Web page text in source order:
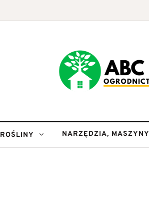
ROŚLINY NARZĘDZIA, MASZYNY